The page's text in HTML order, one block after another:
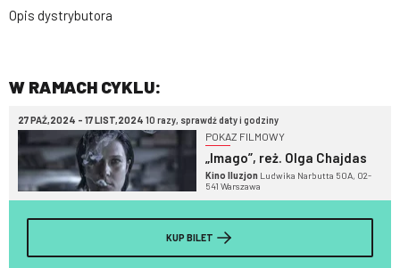
Opis dystrybutora
W RAMACH CYKLU:
27 PAŹ,2024 - 17 LIST,2024 10 razy, sprawdź daty i godziny
POKAZ FILMOWY
„Imago”, reż. Olga Chajdas
Kino Iluzjon Ludwika Narbutta 50A, 02-
541 Warszawa
KUP BILET